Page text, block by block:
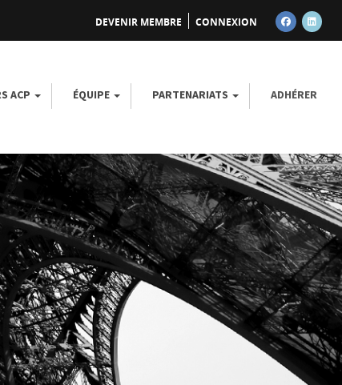
DEVENIR MEMBRE CONNEXION FACEBOOK
ACP ÉQUIPE PARTENARIATS ADHÉRER